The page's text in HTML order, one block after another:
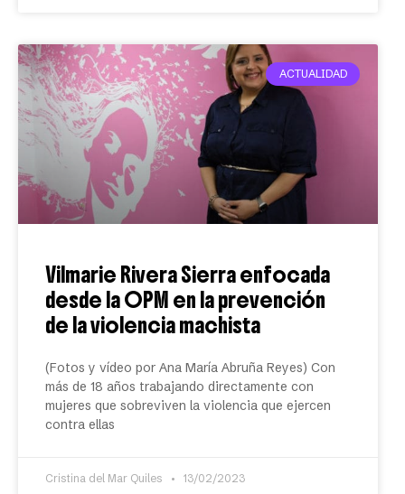
ACTUALIDAD
Vilmarie Rivera Sierra enfocada
desde la OPM en la prevención
de la violencia machista
(Fotos y vídeo por Ana María Abruña Reyes) Con
más de 18 años trabajando directamente con
mujeres que sobreviven la violencia que ejercen
contra ellas
Cristina del Mar Quiles 13/02/2023